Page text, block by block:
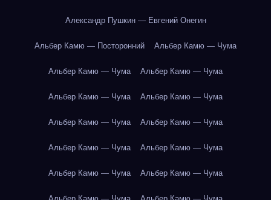
Александр Пушкин — Евгений Онегин
Альбер Камю — Посторонний Альбер Камю — Чума
Альбер Камю — Чума Альбер Камю — Чума
Альбер Камю — Чума Альбер Камю — Чума
Альбер Камю — Чума Альбер Камю — Чума
Альбер Камю — Чума Альбер Камю — Чума
Альбер Камю — Чума Альбер Камю — Чума